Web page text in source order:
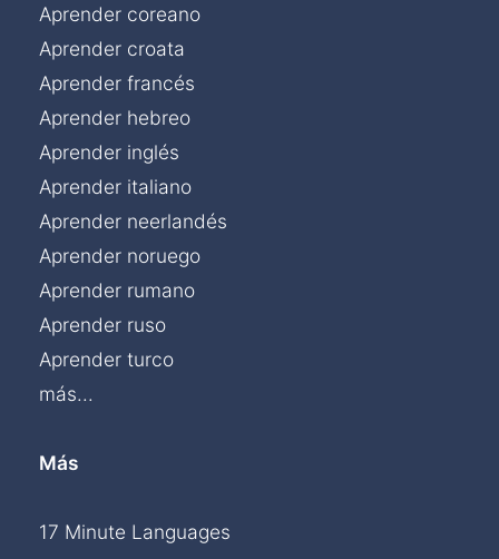
Aprender coreano
Aprender croata
Aprender francés
Aprender hebreo
Aprender inglés
Aprender italiano
Aprender neerlandés
Aprender noruego
Aprender rumano
Aprender ruso
Aprender turco
más...
Más
17 Minute Languages